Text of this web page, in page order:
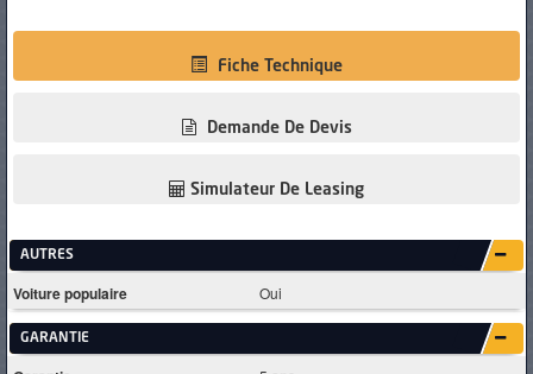
Fiche Technique
Demande De Devis
Simulateur De Leasing
AUTRES
Voiture populaire Oui
GARANTIE